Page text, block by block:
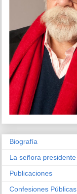
Biografía
La señora presidente
Publicaciones
Confesiones Públicas